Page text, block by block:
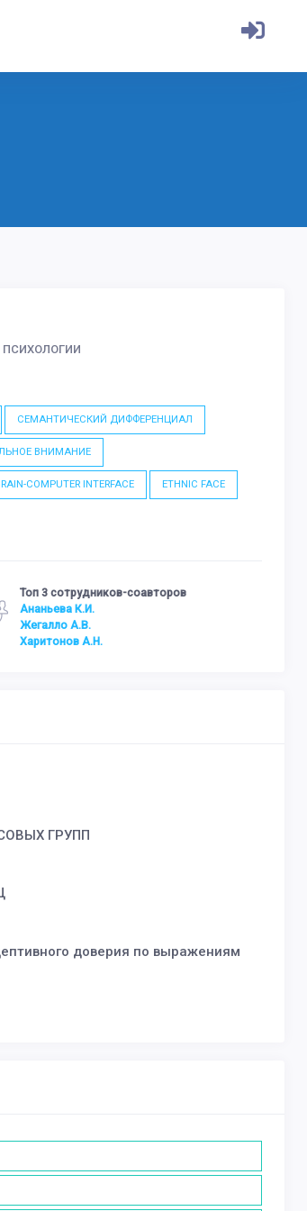
СЕМАНТИЧЕСКИЙ ДИФФЕРЕНЦИАЛ
ВНИМАНИЕ
COMPUTER INTERFACE ETHNIC FACE
Топ 3 сотрудников-соавторов
Ананьева К.И.
Жегалло А.В.
Харитонов А.Н.
ГРУПП
доверия по выражениям